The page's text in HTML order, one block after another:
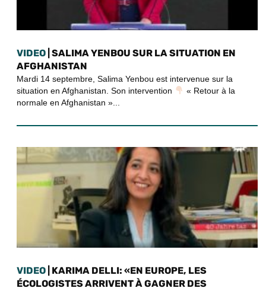
VIDEO | SALIMA YENBOU SUR LA SITUATION EN
AFGHANISTAN
Mardi 14 septembre, Salima Yenbou est intervenue sur la
situation en Afghanistan. Son intervention
« Retour à la
normale en Afghanistan »...
VIDEO | KARIMA DELLI: «EN EUROPE, LES
ÉCOLOGISTES ARRIVENT À GAGNER DES